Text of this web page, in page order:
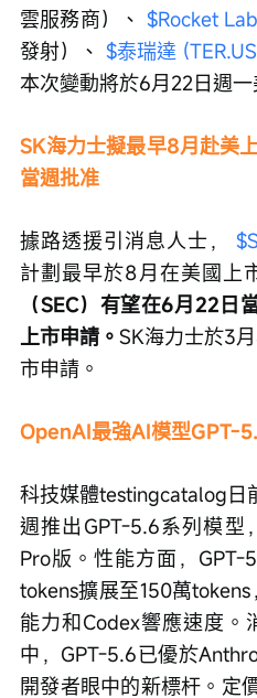
雲服務商）、 $Rocket
發射）、 $泰瑞達
本次變動將於6月22日週一
SK海力士擬最早8月赴美
當週批准
據路透援引消息人士，
計劃最早於8月在美國上
（SEC）有望在6月22日
上市申請。 SK海力士於3
市申請。
OpenAI最強AI模型GPT-
科技媒體testingcatalog日
週推出GPT-5.6系列模型
Pro版。性能方面，GPT-
tokens擴展至150萬
能力和Codex響應速度。
中，GPT-5.6已優於
開發者眼中的新標杆。定價